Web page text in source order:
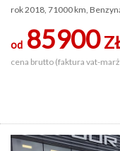
rok 2018, 71000 km,
od 85900
cena brutto (faktura vat-